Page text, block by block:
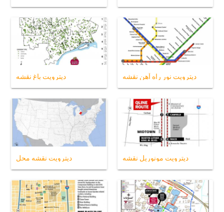
دیترویت باغ نقشه دیترویت نور راه آهن نقشه
دیترویت نقشه محل دیترویت مونوریل نقشه